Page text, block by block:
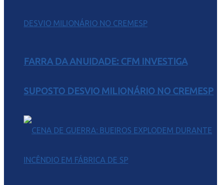
FARRA DA ANUIDADE: CFM INVESTIGA
SUPOSTO DESVIO MILIONÁRIO NO CREMESP